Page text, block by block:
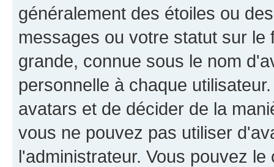
généralement des étoiles ou
messages ou votre statut sur
grande, connue sous le nom
personnelle à chaque
avatars et de décider de la
vous ne pouvez pas utiliser
l'administrateur. Vous pouvez